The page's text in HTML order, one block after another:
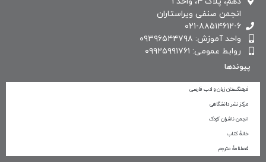
پیوندها
فرهنگستان زبان و ادب فارسی
مرکز نشر دانشگاهی
انجمن ناشران کودک
خانۀ کتاب
فصلنامۀ مترجم
انجمن صنفی ویراستاران
۰۲۱-۸۸۵۱۴۶۱۲-۶
واحد آموزش: ۰۹۳۹۶۵۴۴۷۹۸
روابط عمومی: ۰۹۹۲۵۹۹۱۷۶۱